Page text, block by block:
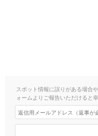
スポット情報に誤りがある場合
ォームよりご報告いただけると幸